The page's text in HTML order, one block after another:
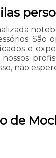
e
não
de